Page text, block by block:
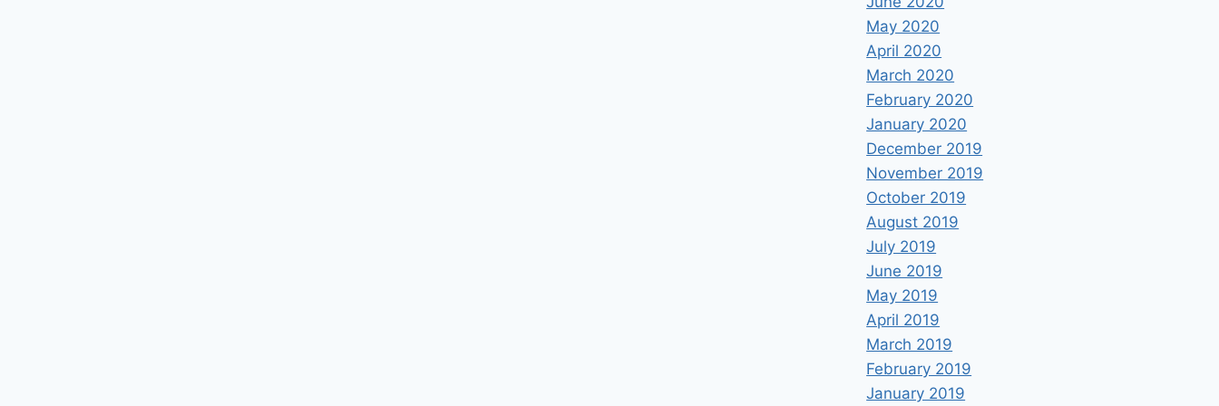
May 2020
April 2020
March 2020
February 2020
January 2020
December 2019
November 2019
October 2019
August 2019
July 2019
June 2019
May 2019
April 2019
March 2019
February 2019
January 2019